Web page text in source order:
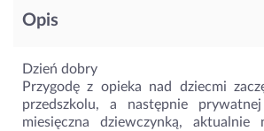
Opis
Dzień dobry
Przygodę z opieka nad dziecmi
przedszkolu, a następnie
miesięczna dziewczynką, aktualnie